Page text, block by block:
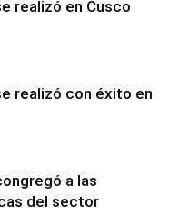
realizó en Cusco
realizó con éxito en
a las
del sector